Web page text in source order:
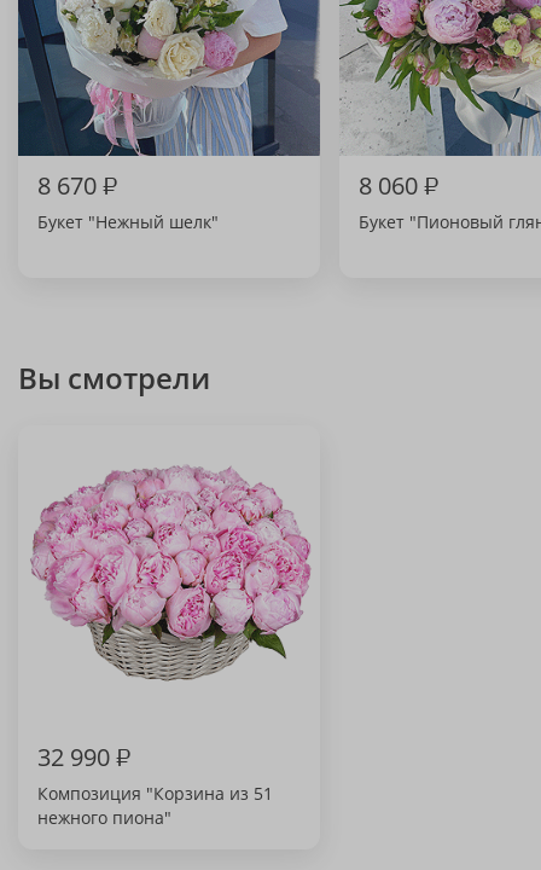
8 670₽
Букет "Нежный шелк"
8 060₽
Букет "Пионовый
Вы смотрели
32 990₽
Композиция "Корзина из 51
нежного пиона"